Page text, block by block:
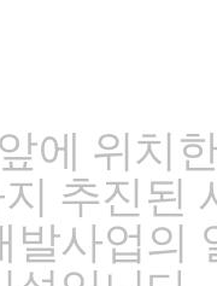
에 위치
추진된
발사업의